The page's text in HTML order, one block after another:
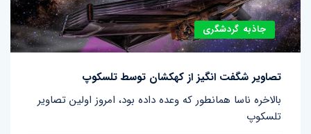
جاذبه گردشگری
تصاویر شگفت انگیز از کهکشان توسط تلسکوپ
بالاخره ناسا همانطور که وعده داده بود، امروز اولین تصاویر
تلسکوپ